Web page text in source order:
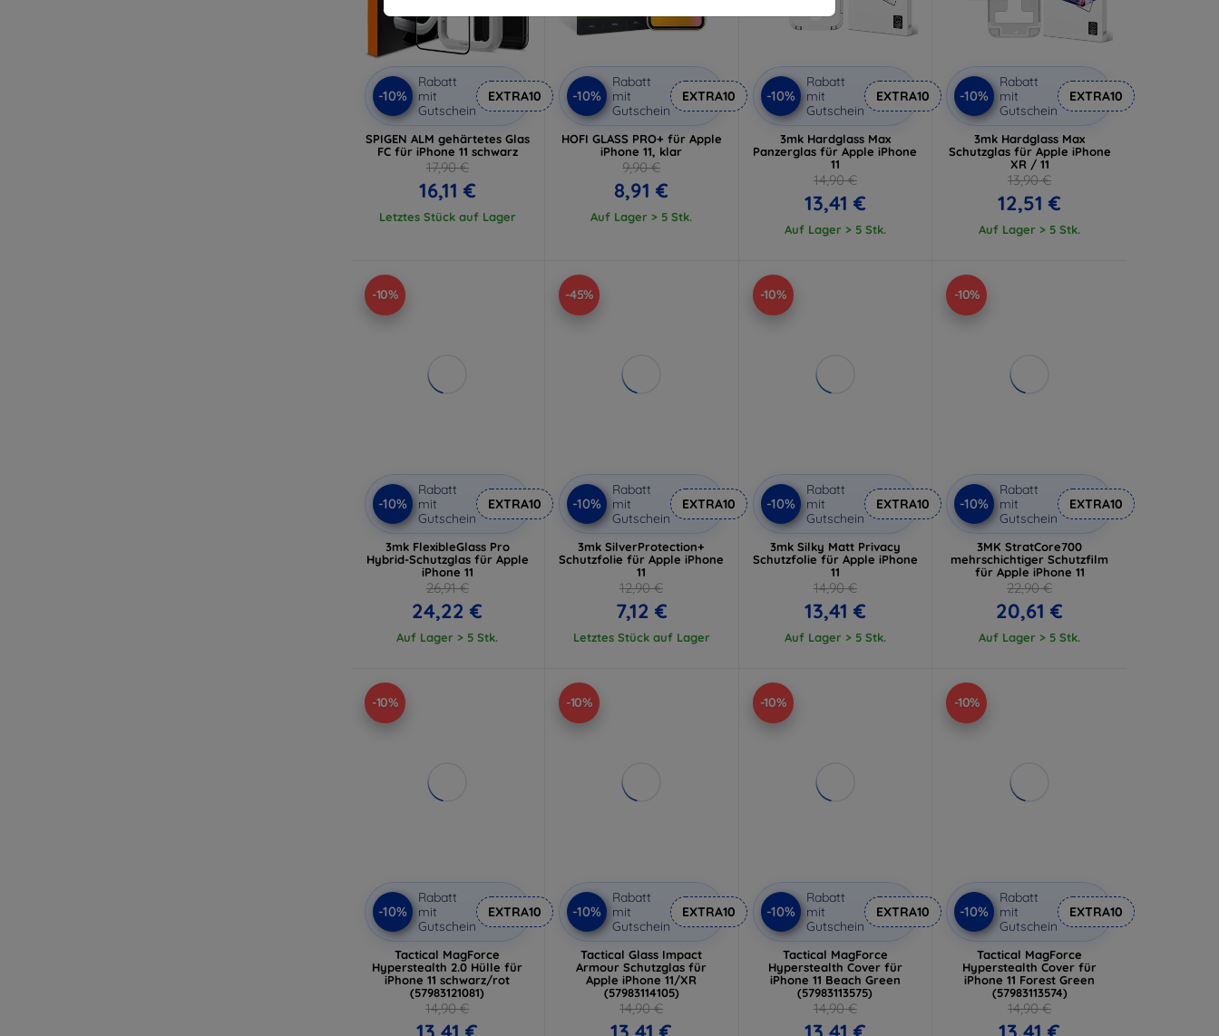
-10%
Rabatt
mit
Gutschein
EXTRA10
SPIGEN ALM gehärtetes Glas
FC für iPhone 11 schwarz
17,90 €
16,11 €
Letztes Stück auf Lager
-10%
Rabatt
mit
Gutschein
EXTRA10
HOFI GLASS PRO+ für Apple
iPhone 11, klar
9,90 €
8,91 €
Auf Lager > 5 Stk.
-10%
Rabatt
mit
Gutschein
EXTRA10
3mk Hardglass Max
Panzerglas für Apple iPhone
11
14,90 €
13,41 €
Auf Lager > 5 Stk.
-10%
Rabatt
mit
Gutschein
EXTRA10
3mk Hardglass Max
Schutzglas für Apple iPhone
XR / 11
13,90 €
12,51 €
Auf Lager > 5 Stk.
-10%
-10%
Rabatt
mit
Gutschein
EXTRA10
3mk FlexibleGlass Pro
Hybrid-Schutzglas für Apple
iPhone 11
26,91 €
24,22 €
Auf Lager > 5 Stk.
-45%
-10%
Rabatt
mit
Gutschein
EXTRA10
3mk SilverProtection+
Schutzfolie für Apple iPhone
11
12,90 €
7,12 €
Letztes Stück auf Lager
-10%
-10%
Rabatt
mit
Gutschein
EXTRA10
3mk Silky Matt Privacy
Schutzfolie für Apple iPhone
11
14,90 €
13,41 €
Auf Lager > 5 Stk.
-10%
-10%
Rabatt
mit
Gutschein
EXTRA10
3MK StratCore700
mehrschichtiger Schutzfilm
für Apple iPhone 11
22,90 €
20,61 €
Auf Lager > 5 Stk.
-10%
-10%
Rabatt
mit
Gutschein
EXTRA10
Tactical MagForce
Hyperstealth 2.0 Hülle für
iPhone 11 schwarz/rot
(57983121081)
14,90 €
-10%
-10%
Rabatt
mit
Gutschein
EXTRA10
Tactical Glass Impact
Armour Schutzglas für
Apple iPhone 11/XR
(57983114105)
14,90 €
-10%
-10%
Rabatt
mit
Gutschein
EXTRA10
Tactical MagForce
Hyperstealth Cover für
iPhone 11 Beach Green
(57983113575)
14,90 €
-10%
-10%
Rabatt
mit
Gutschein
EXTRA10
Tactical MagForce
Hyperstealth Cover für
iPhone 11 Forest Green
(57983113574)
14,90 €